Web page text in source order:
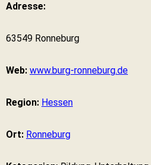
Adresse:
63549 Ronneburg
Web: www.burg-ronneburg.de
Region: Hessen
Ort: Ronneburg